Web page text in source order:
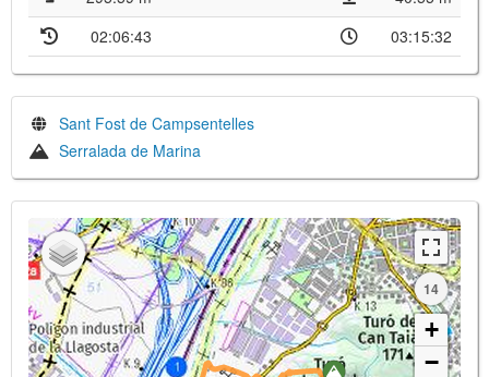
02:06:43
03:15:32
Sant Fost de Campsentelles
Serralada de Marina
14
+
−